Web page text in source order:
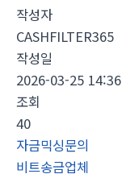
작성자
CASHFILTER365
작성일
2026-03-25 14:36
조회
40
자금믹싱문의
비트송금업체